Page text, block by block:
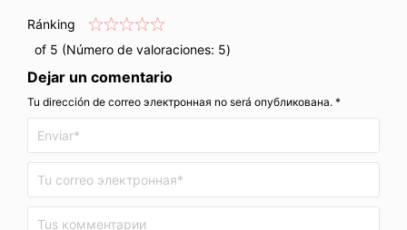
Ránking
of 5 (Número de valoraciones: 5)
Dejar un comentario
Tu dirección de correo электронная no será опубликована. *